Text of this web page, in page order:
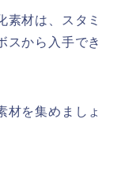
素材は、スタミ
スから入手でき
材を集めましょ